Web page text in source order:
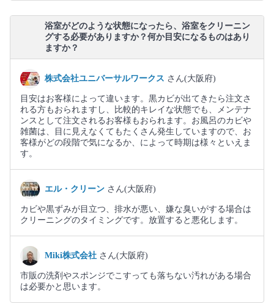
浴室がどのような状態になったら、浴室をクリーニン
グする必要がありますか？何か目安になるものはあり
ますか？
株式会社ユニバーサルワークス さん(大阪府)
目安はお客様によって違います。黒カビが出てきたら注文さ
れる方もおられますし、比較的キレイな状態でも、メンテナ
ンスとして注文されるお客様もおられます。お風呂のカビや
雑菌は、目に見えなくてもたくさん発生していますので、お
客様がどの段階で気になるか、によって時期は様々といえま
す。
エル・クリーン さん(大阪府)
カビや黒ずみが目立つ、排水が悪い、嫌な臭いがする場合は
クリーニングのタイミングです。放置すると悪化します。
Miki株式会社 さん(大阪府)
市販の洗剤やスポンジでこすっても落ちない汚れがある場合
は必要かと思います。